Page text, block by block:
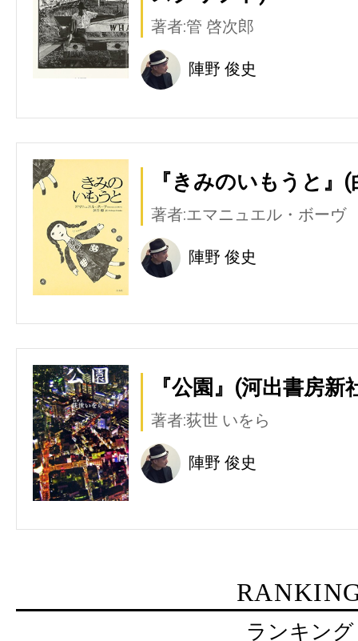
著者:管 啓次郎
陣野 俊史
『きみのいもうと』
著者:エマニュエル・ボーヴ
陣野 俊史
『公園』(河出書房新
著者:荻世 いをら
陣野 俊史
ランキング